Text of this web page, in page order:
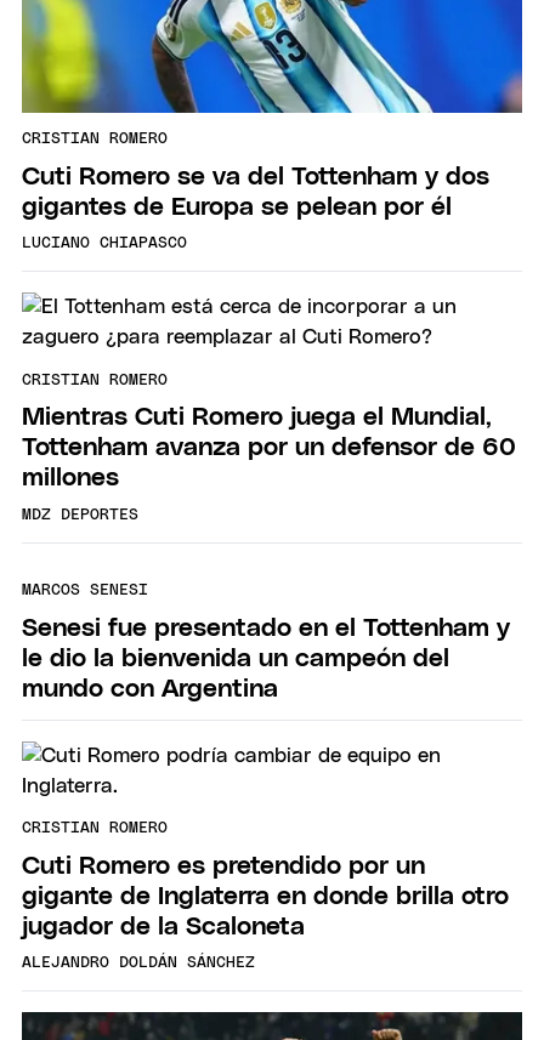
CRISTIAN ROMERO
Cuti Romero se va del Tottenham y dos
gigantes de Europa se pelean por él
LUCIANO CHIAPASCO
CRISTIAN ROMERO
Mientras Cuti Romero juega el Mundial,
Tottenham avanza por un defensor de 60
millones
MDZ DEPORTES
MARCOS SENESI
Senesi fue presentado en el Tottenham y
le dio la bienvenida un campeón del
mundo con Argentina
CRISTIAN ROMERO
Cuti Romero es pretendido por un
gigante de Inglaterra en donde brilla otro
jugador de la Scaloneta
ALEJANDRO DOLDÁN SÁNCHEZ